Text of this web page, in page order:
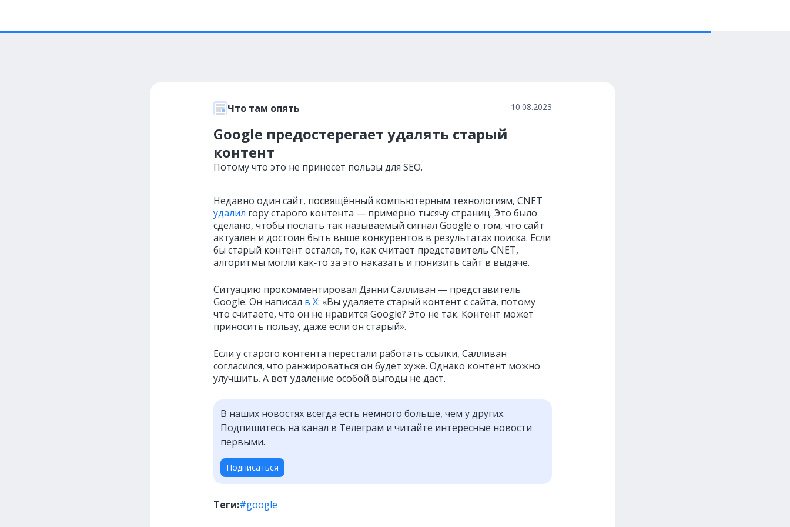
Что там опять 10.08.2023
Google предостерегает удалять старый
контент
Потому что это не принесёт пользы для SEO.
Недавно один сайт, посвящённый компьютерным технологиям, CNET
удалил гору старого контента — примерно тысячу страниц. Это было
сделано, чтобы послать так называемый сигнал Google о том, что сайт
актуален и достоин быть выше конкурентов в результатах поиска. Если
бы старый контент остался, то, как считает представитель CNET,
алгоритмы могли как‑то за это наказать и понизить сайт в выдаче.
Ситуацию прокомментировал Дэнни Салливан — представитель
Google. Он написал в X: «Вы удаляете старый контент с сайта, потому
что считаете, что он не нравится Google? Это не так. Контент может
приносить пользу, даже если он старый».
Если у старого контента перестали работать ссылки, Салливан
согласился, что ранжироваться он будет хуже. Однако контент можно
улучшить. А вот удаление особой выгоды не даст.
В наших новостях всегда есть немного больше, чем у других.
Подпишитесь на канал в Телеграм и читайте интересные новости
первыми.
Подписаться
Теги:#google